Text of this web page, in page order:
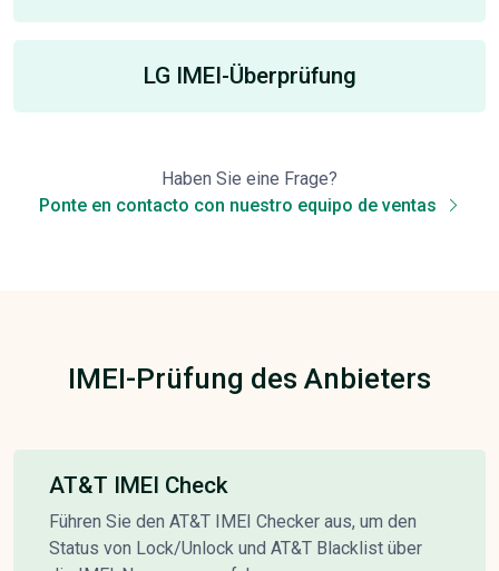
LG IMEI-Überprüfung
Haben Sie eine Frage?
Ponte en contacto con nuestro equipo de ventas
IMEI-Prüfung des Anbieters
AT&T IMEI Check
Führen Sie den AT&T IMEI Checker aus, um den
Status von Lock/Unlock und AT&T Blacklist über